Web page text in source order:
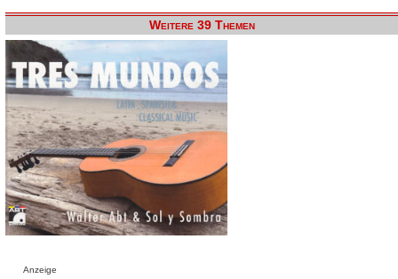
Weitere 39 Themen
Anzeige